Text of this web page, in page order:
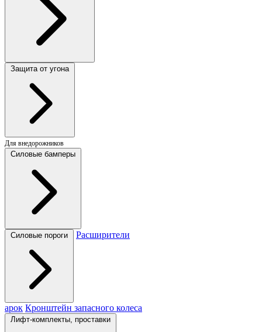
Защита от угона
Для внедорожников
Силовые бамперы
Силовые пороги Расширители
арок Кронштейн запасного колеса
Лифт-комплекты, проставки